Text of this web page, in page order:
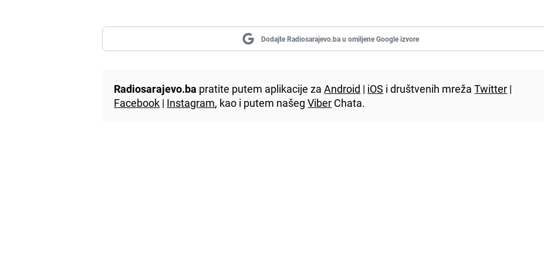
Dodajte Radiosarajevo.ba u omiljene Google izvore
Radiosarajevo.ba pratite putem aplikacije zaAndroid | iOS i društvenih mrežaTwitter |
Facebook | Instagram, kao i putem našegViber Chata.